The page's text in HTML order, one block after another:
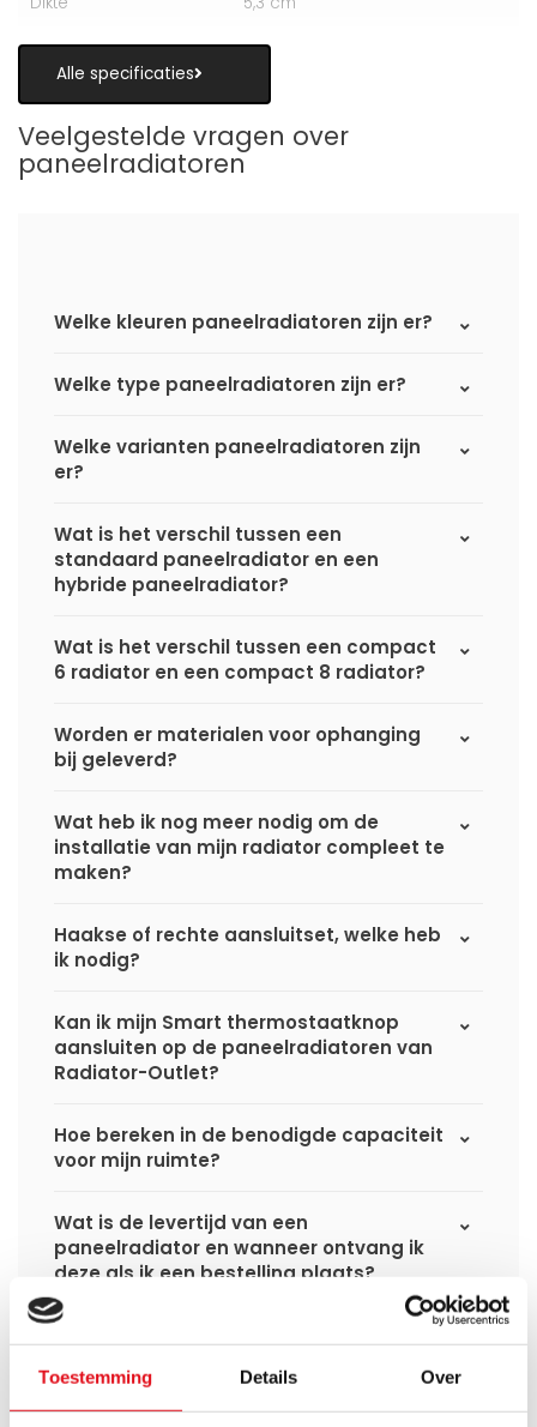
Toestemming Details Over
Alle specificaties
Veelgestelde vragen over
paneelradiatoren
Welke kleuren paneelradiatoren zijn er?
Welke type paneelradiatoren zijn er?
Welke varianten paneelradiatoren zijn
er?
Wat is het verschil tussen een
standaard paneelradiator en een
hybride paneelradiator?
Wat is het verschil tussen een compact
6 radiator en een compact 8 radiator?
Worden er materialen voor ophanging
bij geleverd?
Wat heb ik nog meer nodig om de
installatie van mijn radiator compleet te
maken?
Haakse of rechte aansluitset, welke heb
ik nodig?
Kan ik mijn Smart thermostaatknop
aansluiten op de paneelradiatoren van
Radiator-Outlet?
Hoe bereken in de benodigde capaciteit
voor mijn ruimte?
Wat is de levertijd van een
paneelradiator en wanneer ontvang ik
deze als ik een bestelling plaats?
gebruiken uit de website?